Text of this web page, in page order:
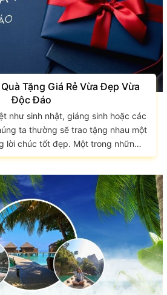
Tặng Giá Rẻ Vừa Đẹp Vừa
Độc Đáo
như sinh nhật, giáng sinh hoặc các
ta thường sẽ trao tặng nhau một
lời chúc tốt đẹp. Một trong những
trẻ yêu thích là balo, một phụ kiện
viết sau để có thể chọn một món
bạn bè, người thân của mình...